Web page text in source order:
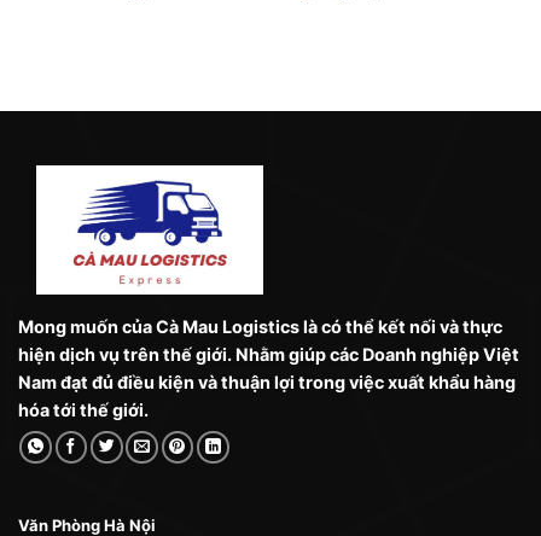
Mong muốn của Cà Mau Logistics là có thể kết nối và thực
hiện dịch vụ trên thế giới. Nhằm giúp các Doanh nghiệp Việt
Nam đạt đủ điều kiện và thuận lợi trong việc xuất khẩu hàng
hóa tới thế giới.
Văn Phòng Hà Nội